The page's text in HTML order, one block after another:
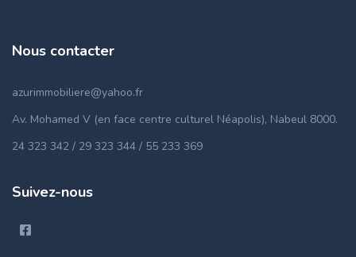
Nous contacter
azurimmobiliere@yahoo.fr
Av. Mohamed V (en face centre culturel Néapolis), Nabeul 8000.
24 323 342 / 29 323 344 / 55 233 369
Suivez-nous